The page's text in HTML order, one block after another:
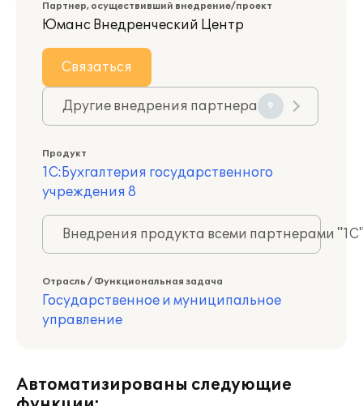
Партнер, осуществивший внедрение/проект
Юманс Внедренческий Центр
Связаться
Другие внедрения партнера 9
Продукт
1С:Бухгалтерия государственного
учреждения 8
Внедрения продукта всеми партнерами
Отрасль / Функциональная задача
Государственное и муниципальное
управление
Автоматизированы следующие